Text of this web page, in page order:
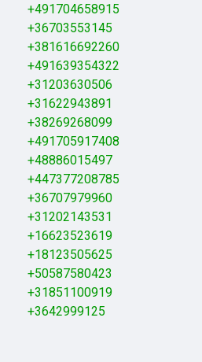
+491704658915
+36703553145
+381616692260
+491639354322
+31203630506
+31622943891
+38269268099
+491705917408
+48886015497
+447377208785
+36707979960
+31202143531
+16623523619
+18123505625
+50587580423
+31851100919
+3642999125